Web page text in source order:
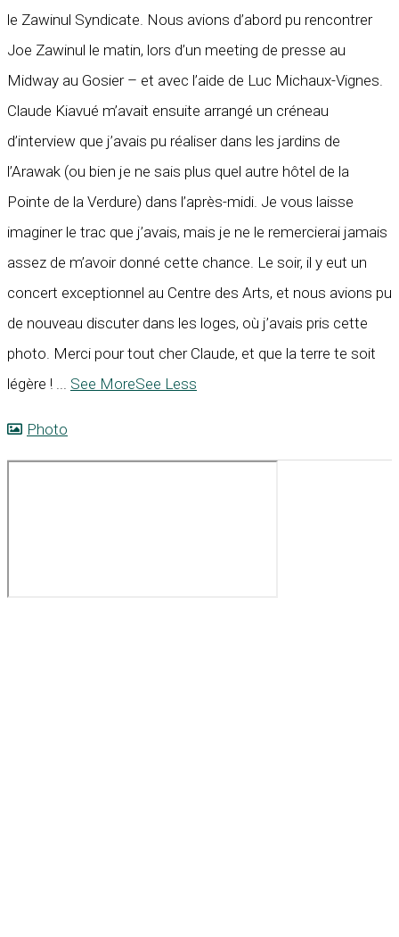
le Zawinul Syndicate. Nous avions d’abord pu rencontrer
Joe Zawinul le matin, lors d’un meeting de presse au
Midway au Gosier – et avec l’aide de Luc Michaux-Vignes.
Claude Kiavué m’avait ensuite arrangé un créneau
d’interview que j’avais pu réaliser dans les jardins de
l’Arawak (ou bien je ne sais plus quel autre hôtel de la
Pointe de la Verdure) dans l’après-midi. Je vous laisse
imaginer le trac que j’avais, mais je ne le remercierai jamais
assez de m’avoir donné cette chance. Le soir, il y eut un
concert exceptionnel au Centre des Arts, et nous avions pu
de nouveau discuter dans les loges, où j’avais pris cette
photo. Merci pour tout cher Claude, et que la terre te soit
légère ! ... See MoreSee Less
Photo